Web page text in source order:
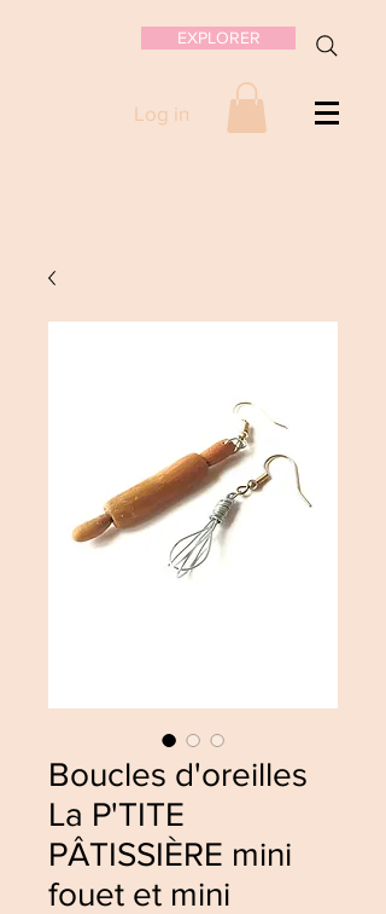
EXPLORER
Log in
Boucles d'oreilles
La P'TITE
PÂTISSIÈRE mini
fouet et mini